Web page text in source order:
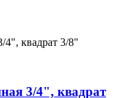
3/4", квадрат